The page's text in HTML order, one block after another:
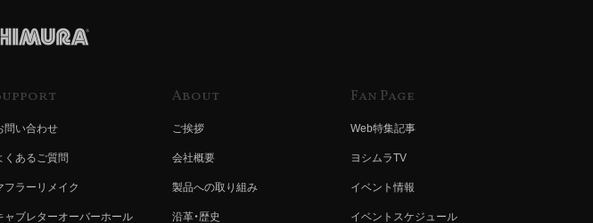
問い合わせ
くあるご質問
フラーリメイク
ャブレターオーバーホール
About
ご挨拶
会社概要
製品への取り組み
沿革・歴史
Fan Page
Web特集記事
ヨシムラTV
イベント情報
イベントスケジュール